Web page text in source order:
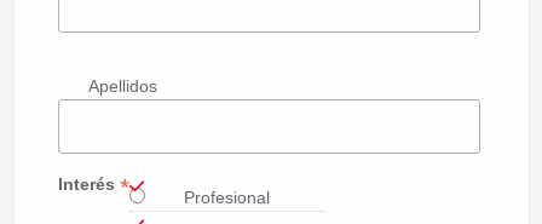
Apellidos
Interés * Profesional